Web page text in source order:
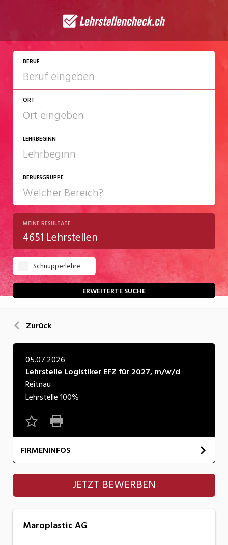
BERUF
ORT
LEHRBEGINN
2027
2028
BERUFSGRUPPE
Chemie/Pharma
Gastgewerbe
Gesundheit/Pflege/Soziales
Handwerk/Technik
Kultur
Natur
Verkehr/Logistik
Wirtschaft/Verwaltung
MEINE RESULTATE
4651 Lehrstellen
Schnupperlehre
ERWEITERTE SUCHE
Zurück
05.07.2026
Lehrstelle Logistiker EFZ für 2027, m/w/d
Reitnau
Lehrstelle100%
FIRMENINFOS
Maroplastic AG
JETZT BEWERBEN
Maroplastic AG